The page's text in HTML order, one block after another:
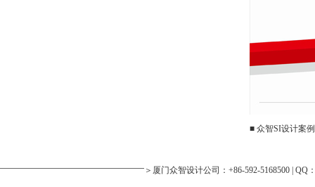
■ 众智SI设计案
＞厦门众智设计公司：+86-592-5168500 | QQ